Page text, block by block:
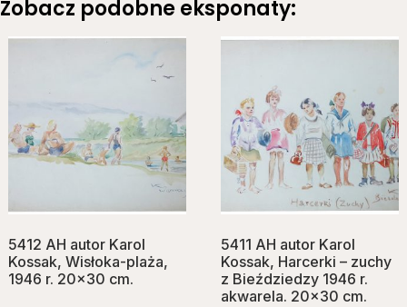
Zobacz podobne eksponaty:
5412 AH autor Karol
Kossak, Wisłoka-plaża,
1946 r. 20×30 cm.
5411 AH autor Karol
Kossak, Harcerki – zuchy
z Bieździedzy 1946 r.
akwarela. 20×30 cm.